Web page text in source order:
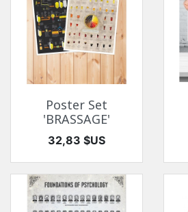
Poster Set
'BRASSAGE'
Prix
32,83 $US